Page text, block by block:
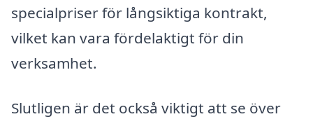
specialpriser för långsiktiga kontrakt,
vilket kan vara fördelaktigt för din
verksamhet.
Slutligen är det också viktigt att se över